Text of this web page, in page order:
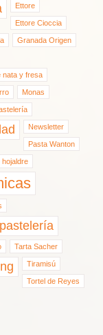
Ettore
Ettore Cioccia
Granada Origen
nata y fresa
Monas
Newsletter
Pasta Wanton
hojaldre
Tarta Sacher
Tiramisú
Tortel de Reyes